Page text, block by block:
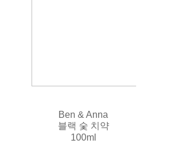
Ben & Anna
블랙 숯 치약
100ml